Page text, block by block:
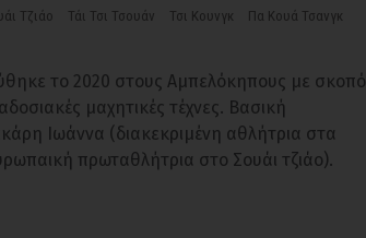
Τζιάο Τάι Τσι Τσουάν Τσι Κουνγκ
Πα Κουά Τσανγκ
το 2020 στους Αμπελόκηπους με σκοπό
μαχητικές τέχνες. Βασική
Ιωάννα (διακεκριμένη αθλήτρια στα
πρωταθλήτρια στο Σουάι τζιάο).